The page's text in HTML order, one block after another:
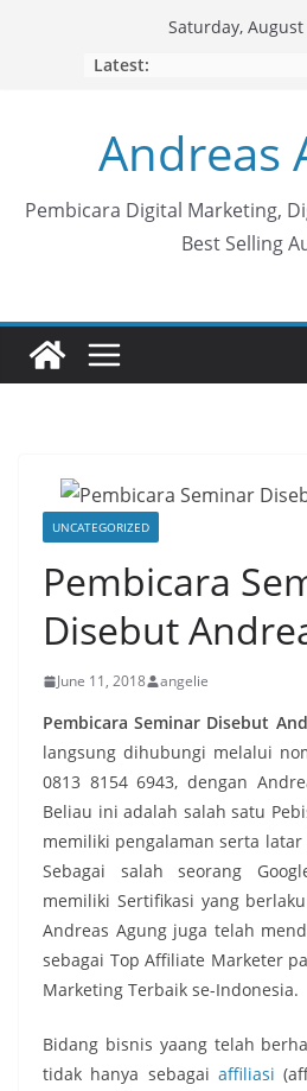
Saturday, August
Latest:
Andreas
Pembicara Digital Marketing,
Best Selling
UNCATEGORIZED
Pembicara
Disebut
June 11, 2018 angelie
Pembicara Seminar Disebut
langsung dihubungi melalui
0813 8154 6943, dengan
Beliau ini adalah salah satu
memiliki pengalaman serta
Sebagai salah seorang
memiliki Sertifikasi yang
Andreas Agung juga telah
sebagai Top Affiliate Marketer
Marketing Terbaik se-Indonesia.
Bidang bisnis yaang telah
tidak hanya sebagai affiliasi